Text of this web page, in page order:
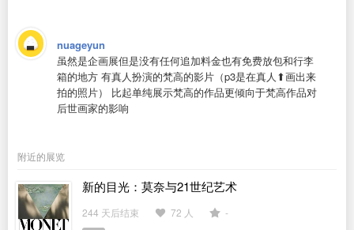
nuageyun
虽然是企画展但是没有任何追加料金也有免费放包和行李
箱的地方 有真人扮演的梵高的影片（p3是在真人⬆️画出来
拍的照片） 比起单纯展示梵高的作品更倾向于梵高作品对
后世画家的影响
附近的展览
新的目光：莫奈与21世纪艺术
244 天后结束 72 人
-